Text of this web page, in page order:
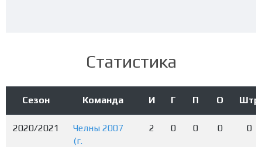
Статистика
Сезон Команда И Г П О Штр
2020/2021
Челны 2007
(г.
2 0 0 0 0